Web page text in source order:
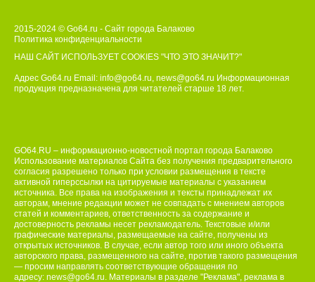
2015-2024 © Go64.ru - Сайт города Балаково
Политика конфиденциальности
НАШ САЙТ ИСПОЛЬЗУЕТ COOKIES "ЧТО ЭТО ЗНАЧИТ?"
Адрес Go64.ru Email: info@go64.ru, news@go64.ru Информационная
продукция предназначена для читателей старше 18 лет.
GO64.RU – информационно-новостной портал города Балаково
Использование материалов Сайта без получения предварительного
согласия разрешено только при условии размещения в тексте
активной гиперссылки на цитируемые материалы с указанием
источника. Все права на изображения и тексты принадлежат их
авторам, мнение редакции может не совпадать с мнением авторов
статей и комментариев, ответственность за содержание и
достоверность рекламы несет рекламодатель. Текстовые и/или
графические материалы, размещаемые на сайте, получены из
открытых источников. В случае, если автор того или иного объекта
авторского права, размещенного на сайте, против такого размещения
— просим направлять соответствующие обращения по
адресу: news@go64.ru. Материалы в разделе "Реклама", реклама в